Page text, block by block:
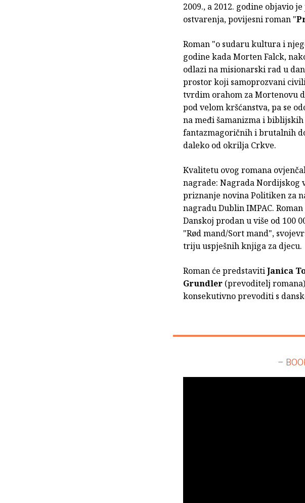
2009., a 2012. godine objavio
ostvarenja, povijesni roman "
Roman "o sudaru kultura i
godine kada Morten Falck,
odlazi na misionarski rad u
prostor koji samoprozvani
tvrdim orahom za Mortenovu
pod velom kršćanstva, pa se
na međi šamanizma i
fantazmagoričnih i brutalnih
daleko od okrilja Crkve.
Kvalitetu ovog romana
nagrade: Nagrada Nordijskog
priznanje novina Politiken za
nagradu Dublin IMPAC.
Danskoj prodan u više od 100
"Rød mand/Sort mand",
triju uspješnih knjiga za djecu.
Roman će predstavitiJanica
Grundler (prevoditelj
konsekutivno prevoditi s
–